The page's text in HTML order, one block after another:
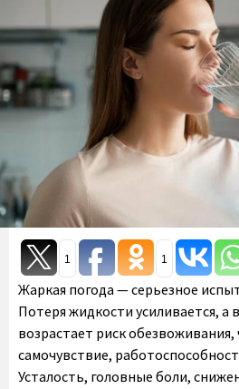
1 1
Жаркая погода — серьезное
Потеря жидкости усиливается, а
возрастает риск
самочувствие,
Усталость, головные боли,